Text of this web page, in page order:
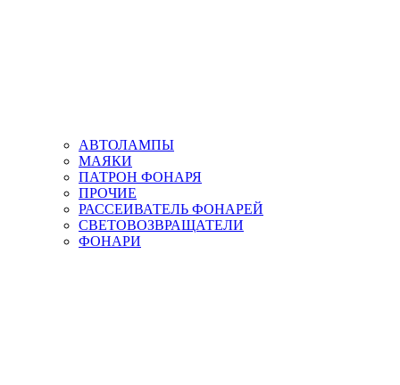
АВТОЛАМПЫ
МАЯКИ
ПАТРОН ФОНАРЯ
ПРОЧИЕ
РАССЕИВАТЕЛЬ ФОНАРЕЙ
СВЕТОВОЗВРАЩАТЕЛИ
ФОНАРИ